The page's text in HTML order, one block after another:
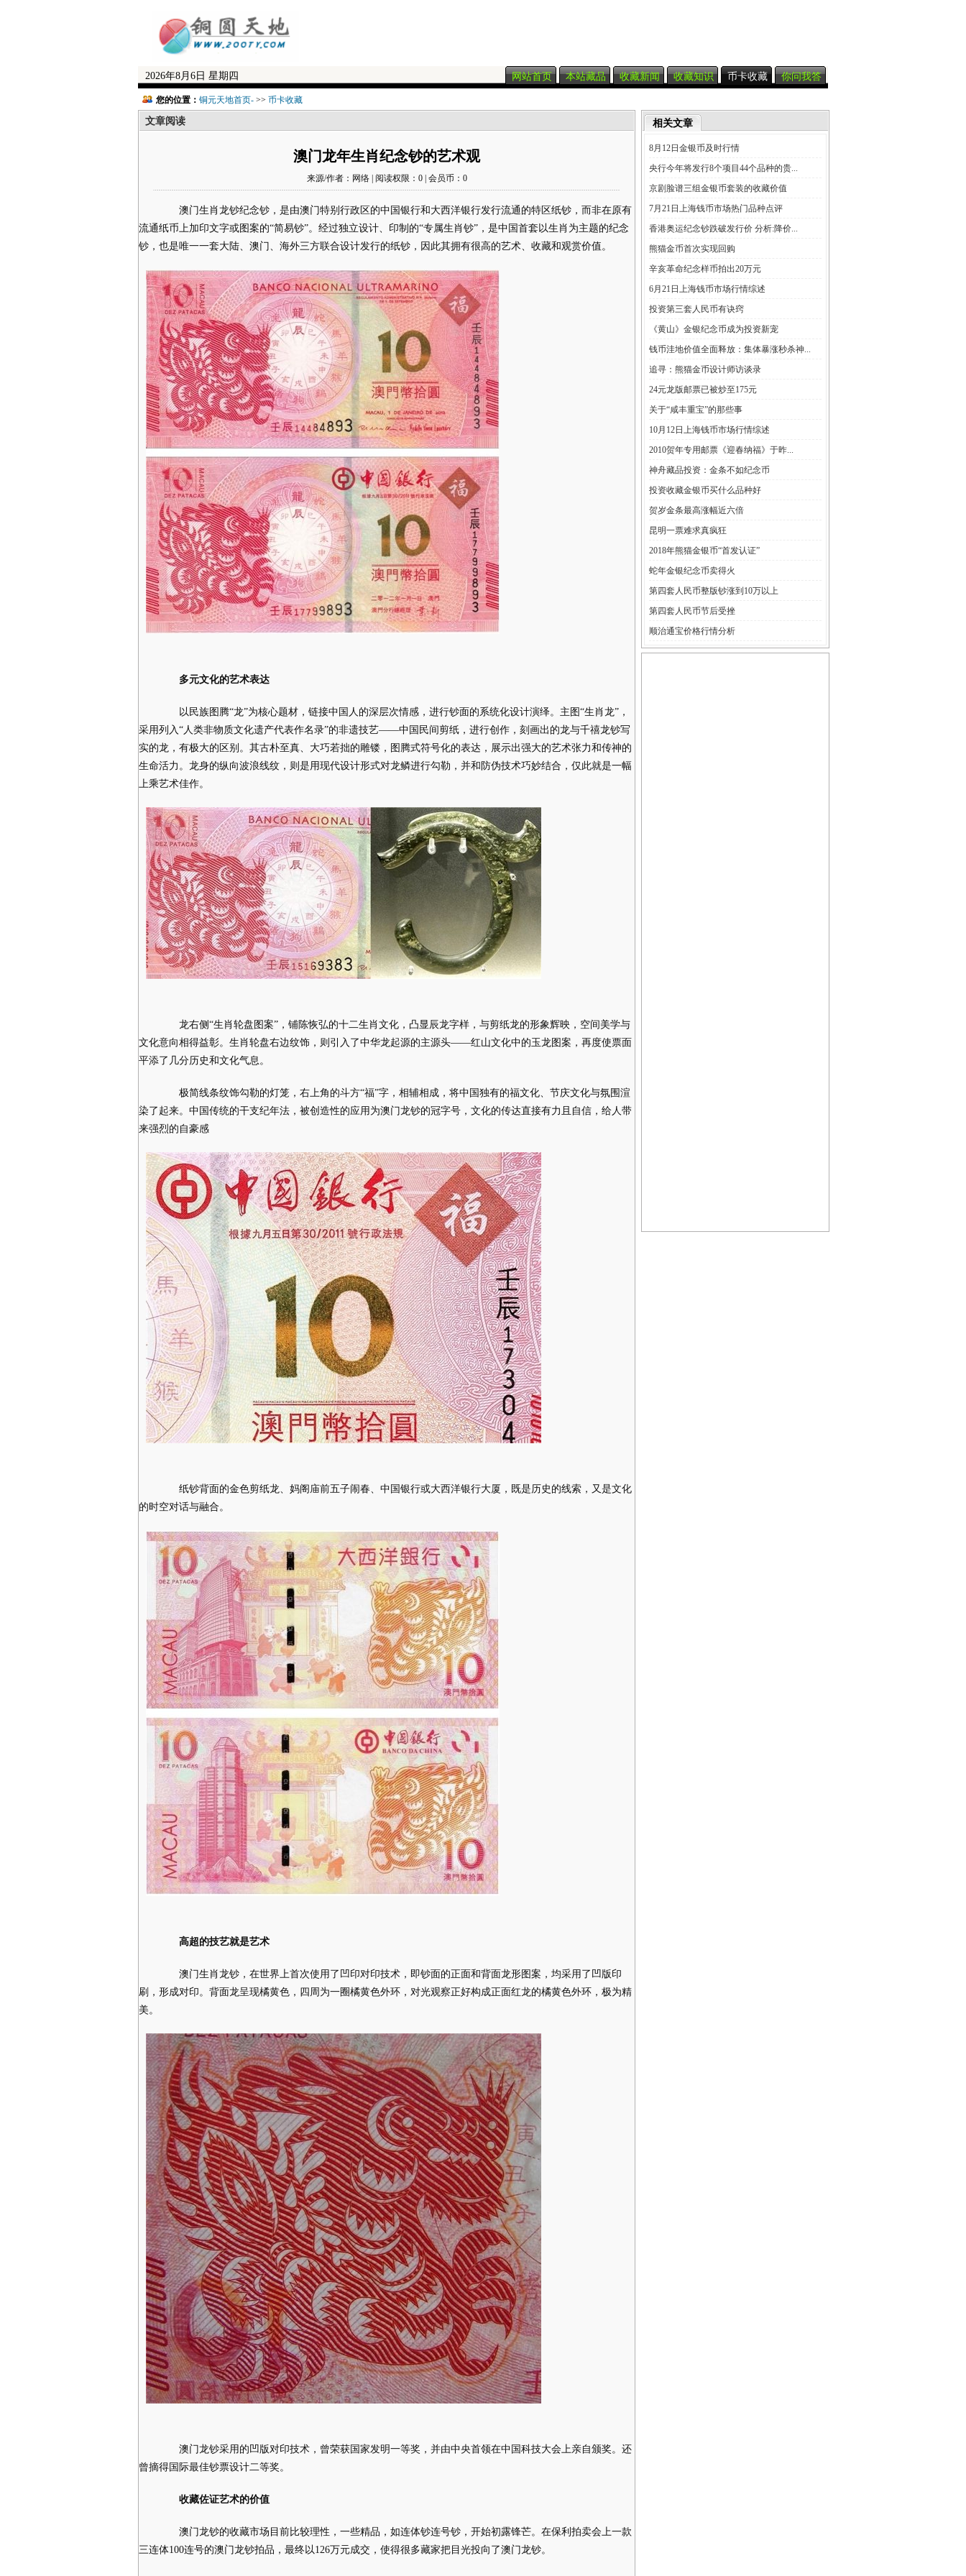
2026年8月6日 星期四 网站首页 本站藏品 收藏新闻 收藏知识 币卡收藏 你问我答
您的位置： 铜元天地首页- >> 币卡收藏
文章阅读
澳门龙年生肖纪念钞的艺术观
来源/作者：网络 | 阅读权限：0 | 会员币：0
澳门生肖龙钞纪念钞，是由澳门特别行政区的中国银行和大西洋银行发行流通的特区纸钞，而非在原有
流通纸币上加印文字或图案的“简易钞”。经过独立设计、印制的“专属生肖钞”，是中国首套以生肖为主题的纪念
钞，也是唯一一套大陆、澳门、海外三方联合设计发行的纸钞，因此其拥有很高的艺术、收藏和观赏价值。
多元文化的艺术表达
以民族图腾“龙”为核心题材，链接中国人的深层次情感，进行钞面的系统化设计演绎。主图“生肖龙”，
采用列入“人类非物质文化遗产代表作名录”的非遗技艺——中国民间剪纸，进行创作，刻画出的龙与千禧龙钞写
实的龙，有极大的区别。其古朴至真、大巧若拙的雕镂，图腾式符号化的表达，展示出强大的艺术张力和传神的
生命活力。龙身的纵向波浪线纹，则是用现代设计形式对龙鳞进行勾勒，并和防伪技术巧妙结合，仅此就是一幅
上乘艺术佳作。
龙右侧“生肖轮盘图案”，铺陈恢弘的十二生肖文化，凸显辰龙字样，与剪纸龙的形象辉映，空间美学与
文化意向相得益彰。生肖轮盘右边纹饰，则引入了中华龙起源的主源头——红山文化中的玉龙图案，再度使票面
平添了几分历史和文化气息。
极简线条纹饰勾勒的灯笼，右上角的斗方“福”字，相辅相成，将中国独有的福文化、节庆文化与氛围渲
染了起来。中国传统的干支纪年法，被创造性的应用为澳门龙钞的冠字号，文化的传达直接有力且自信，给人带
来强烈的自豪感
纸钞背面的金色剪纸龙、妈阁庙前五子闹春、中国银行或大西洋银行大厦，既是历史的线索，又是文化
的时空对话与融合。
高超的技艺就是艺术
澳门生肖龙钞，在世界上首次使用了凹印对印技术，即钞面的正面和背面龙形图案，均采用了凹版印
刷，形成对印。背面龙呈现橘黄色，四周为一圈橘黄色外环，对光观察正好构成正面红龙的橘黄色外环，极为精
美。
澳门龙钞采用的凹版对印技术，曾荣获国家发明一等奖，并由中央首领在中国科技大会上亲自颁奖。还
曾摘得国际最佳钞票设计二等奖。
收藏佐证艺术的价值
澳门龙钞的收藏市场目前比较理性，一些精品，如连体钞连号钞，开始初露锋芒。在保利拍卖会上一款
三连体100连号的澳门龙钞拍品，最终以126万元成交，使得很多藏家把目光投向了澳门龙钞。
相关文章
8月12日金银币及时行情
央行今年将发行8个项目44个品种的贵...
京剧脸谱三组金银币套装的收藏价值
7月21日上海钱币市场热门品种点评
香港奥运纪念钞跌破发行价 分析:降价...
熊猫金币首次实现回购
辛亥革命纪念样币拍出20万元
6月21日上海钱币市场行情综述
投资第三套人民币有诀窍
《黄山》金银纪念币成为投资新宠
钱币洼地价值全面释放：集体暴涨秒杀神...
追寻：熊猫金币设计师访谈录
24元龙版邮票已被炒至175元
关于“咸丰重宝”的那些事
10月12日上海钱币市场行情综述
2010贺年专用邮票《迎春纳福》于昨...
神舟藏品投资：金条不如纪念币
投资收藏金银币买什么品种好
贺岁金条最高涨幅近六倍
昆明一票难求真疯狂
2018年熊猫金银币“首发认证”
蛇年金银纪念币卖得火
第四套人民币整版钞涨到10万以上
第四套人民币节后受挫
顺治通宝价格行情分析